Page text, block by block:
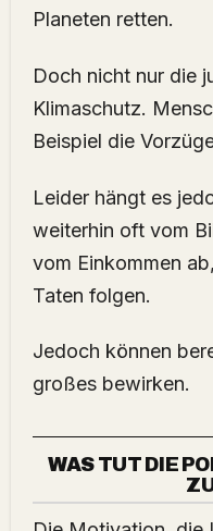
Planeten retten.
Doch nicht nur die
Klimaschutz.
Beispiel die
Leider hängt es
weiterhin oft vom
vom Einkommen
Taten folgen.
Jedoch können
großes bewirken.
WAS TUT DIE